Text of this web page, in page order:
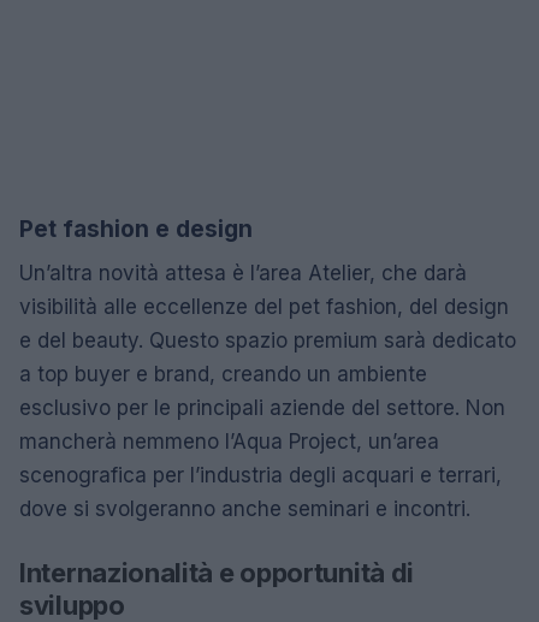
Pet fashion e design
Un’altra novità attesa è l’area Atelier, che darà
visibilità alle eccellenze del pet fashion, del design
e del beauty. Questo spazio premium sarà dedicato
a top buyer e brand, creando un ambiente
esclusivo per le principali aziende del settore. Non
mancherà nemmeno l’Aqua Project, un’area
scenografica per l’industria degli acquari e terrari,
dove si svolgeranno anche seminari e incontri.
Internazionalità e opportunità di
sviluppo